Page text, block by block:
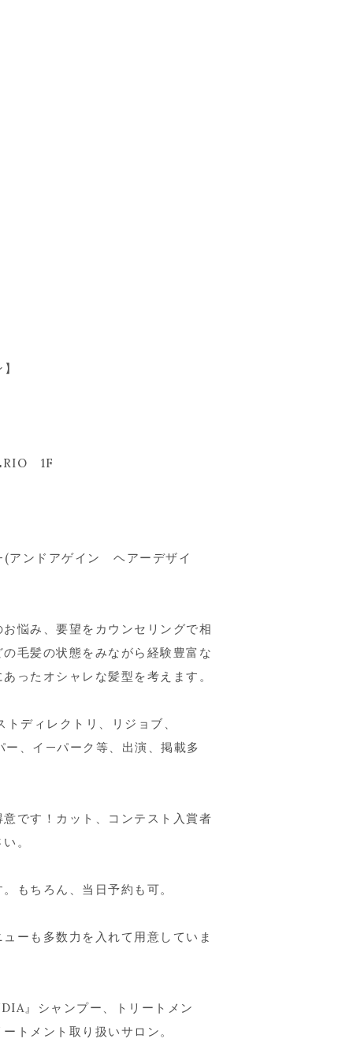
1F
ンドアゲイン ヘアーデザイ
悩み、要望をカウンセリングで相
毛髪の状態をみながら経験豊富な
ったオシャレな髪型を考えます。
ディレクトリ、リジョブ、
、イ—パーク等、出演、掲載多
です！カット、コンテスト入賞者
。
もちろん、当日予約も可。
ーも多数力を入れて用意していま
』シャンプー、トリートメン
トメント取り扱いサロン。